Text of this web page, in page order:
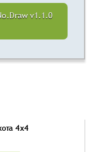
v1.1.0
4x4